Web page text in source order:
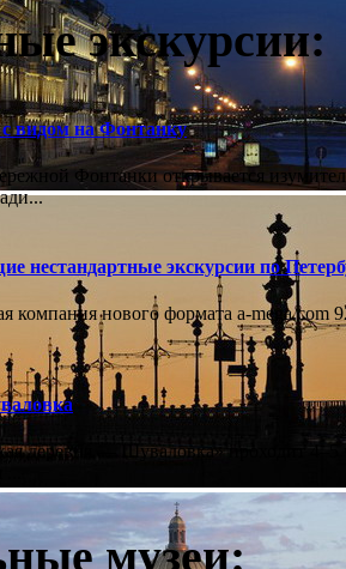
экскурсии:
видом на Фонтанку
Фонтанки открывается
нестандартные экскурсии по
компания нового формата a-
деревня — Шуваловка» проходит
музеи: